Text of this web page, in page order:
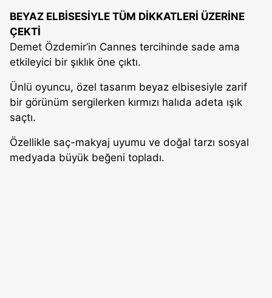
BEYAZ ELBİSESİYLE TÜM DİKKATLERİ ÜZERİNE
ÇEKTİ
Demet Özdemir’in Cannes tercihinde sade ama
etkileyici bir şıklık öne çıktı.
Ünlü oyuncu, özel tasarım beyaz elbisesiyle zarif
bir görünüm sergilerken kırmızı halıda adeta ışık
saçtı.
Özellikle saç-makyaj uyumu ve doğal tarzı sosyal
medyada büyük beğeni topladı.